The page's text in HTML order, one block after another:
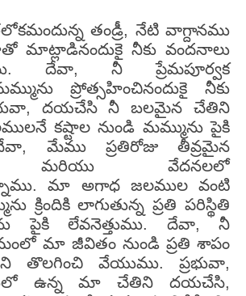
తండ్రీ, నేటి వాగ్దానము
మాట్లాడినందుకై నీకు వందనాలు
దేవా, నీ ప్రేమపూర్వక
ప్రోత్సహించినందుకై నీకు
దయచేసి నీ బలమైన చేతిని
కష్టాల నుండి మమ్మును పైకి
దేవా, మేము ప్రతిరోజు తీవ్రమైన
మరియు వేదనలలో
మా అగాధ జలముల వంటి
క్రిందికి లాగుతున్న ప్రతి పరిస్థితి
పైకి లేవనెత్తుము. దేవా, నీ
మా జీవితం నుండి ప్రతి శాపం
తొలగించి వేయుము. ప్రభువా,
ఉన్న మా చేతిని దయచేసి,